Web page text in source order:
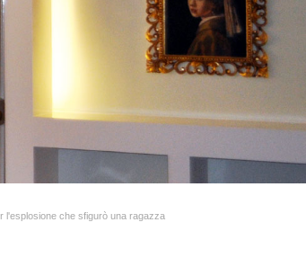
l'esplosione che sfigurò una ragazza